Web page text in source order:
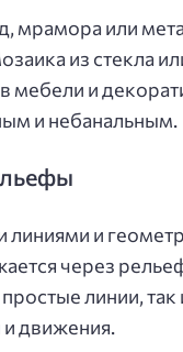
мрамора или
из стекла
мебели и
и небанальным.
линиями и
через
линии,
движения.